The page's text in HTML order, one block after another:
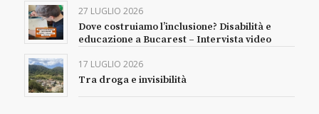
27 LUGLIO 2026
Dove costruiamo l’inclusione? Disabilità e
educazione a Bucarest – Intervista video
17 LUGLIO 2026
Tra droga e invisibilità